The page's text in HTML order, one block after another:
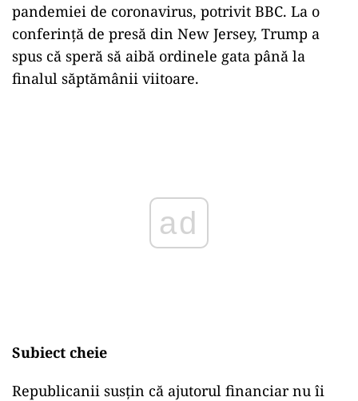
pandemiei de coronavirus, potrivit BBC. La o
conferinţă de presă din New Jersey, Trump a
spus că speră să aibă ordinele gata până la
finalul săptămânii viitoare.
Subiect cheie
Republicanii susţin că ajutorul financiar nu îi